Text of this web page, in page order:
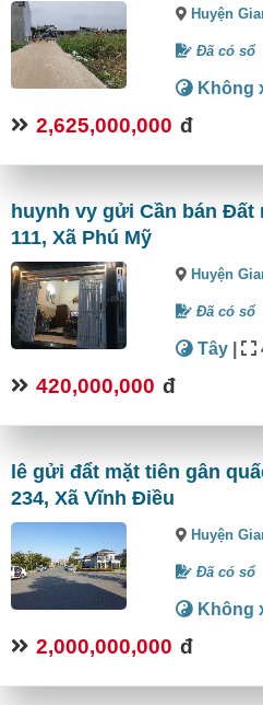
Huyện
Đã có sổ
Không
2,625,000,000 đ
huynh vy gửi Cần bán
111, Xã Phú Mỹ
Huyện
Đã có sổ
Tây |
420,000,000 đ
lê gửi đẩt mặt tiên gân
234, Xã Vĩnh Điều
Huyện
Đã có sổ
Không
2,000,000,000 đ